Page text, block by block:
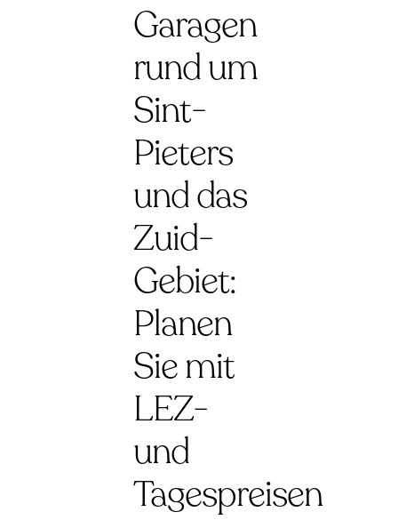
Garagen
rund um
Sint-
Pieters
und das
Zuid-
Gebiet:
Planen
Sie mit
LEZ-
und
Tagespreisen